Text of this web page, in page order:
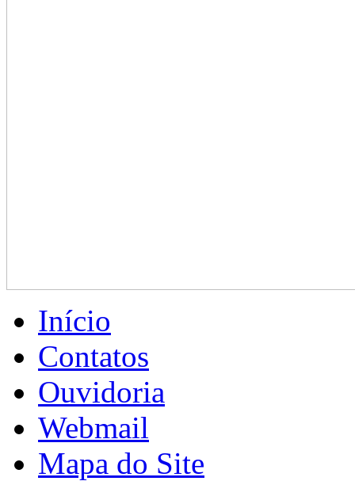
Início
Contatos
Ouvidoria
Webmail
Mapa do Site